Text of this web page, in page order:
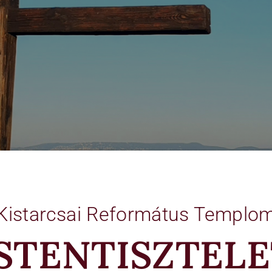
Református